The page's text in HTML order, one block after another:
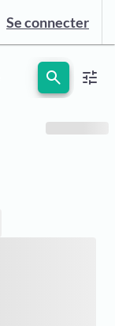
Se connecter
search tune